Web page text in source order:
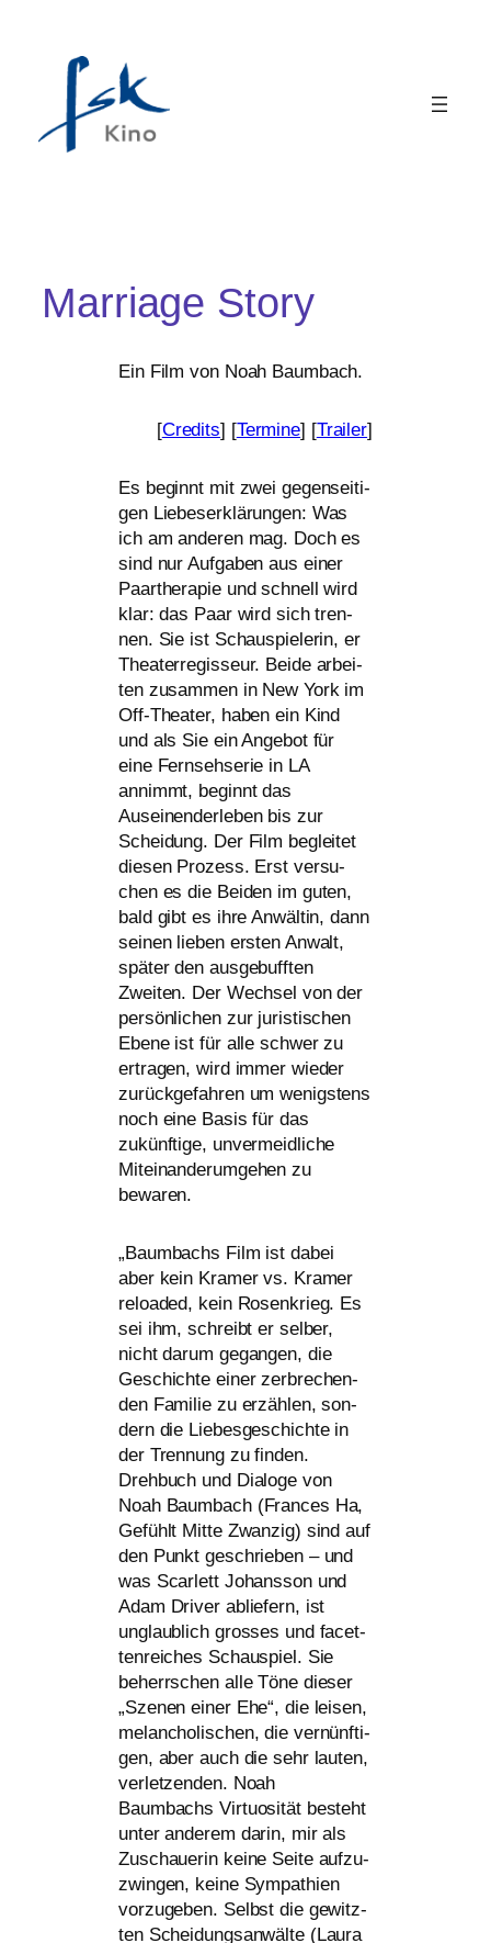
Marriage Story
Ein Film von Noah Baumbach.
[Credits] [Termine] [Trailer]
Es beginnt mit zwei gegen­sei­ti­
gen Liebeserklärungen: Was
ich am ande­ren mag. Doch es
sind nur Aufgaben aus einer
Paartherapie und schnell wird
klar: das Paar wird sich tren­
nen. Sie ist Schauspielerin, er
Theaterregisseur. Beide arbei­
ten zusam­men in New York im
Off-Theater, haben ein Kind
und als Sie ein Angebot für
eine Fernsehserie in LA
annimmt, beginnt das
Auseinenderleben bis zur
Scheidung. Der Film beglei­tet
die­sen Prozess. Erst ver­su­
chen es die Beiden im guten,
bald gibt es ihre Anwältin, dann
sei­nen lie­ben ers­ten Anwalt,
spä­ter den aus­ge­buff­ten
Zweiten. Der Wechsel von der
per­sön­li­chen zur juris­ti­schen
Ebene ist für alle schwer zu
ertra­gen, wird immer wie­der
zurück­ge­fah­ren um wenigs­tens
noch eine Basis für das
zukünf­ti­ge, unver­meid­li­che
Miteinanderumgehen zu
bewaren.
„Baumbachs Film ist dabei
aber kein Kramer vs. Kramer
rel­oa­ded, kein Rosenkrieg. Es
sei ihm, schreibt er sel­ber,
nicht dar­um gegan­gen, die
Geschichte einer zer­bre­chen­
den Familie zu erzäh­len, son­
dern die Liebesgeschichte in
der Trennung zu fin­den.
Drehbuch und Dialoge von
Noah Baumbach (Frances Ha,
Gefühlt Mitte Zwanzig) sind auf
den Punkt geschrie­ben – und
was Scarlett Johansson und
Adam Driver ablie­fern, ist
unglaub­lich gros­ses und facet­
ten­rei­ches Schauspiel. Sie
beherr­schen alle Töne die­ser
„Szenen einer Ehe“, die lei­sen,
melan­cho­li­schen, die ver­nünf­ti­
gen, aber auch die sehr lau­ten,
ver­let­zen­den. Noah
Baumbachs Virtuosität besteht
unter ande­rem dar­in, mir als
Zuschauerin kei­ne Seite auf­zu­
zwin­gen, kei­ne Sympathien
vor­zu­ge­ben. Selbst die gewitz­
ten Scheidungsanwälte (Laura